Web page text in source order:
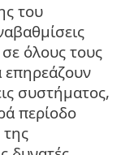
του
όλους τους
επηρεάζουν
συστήματος,
περίοδο